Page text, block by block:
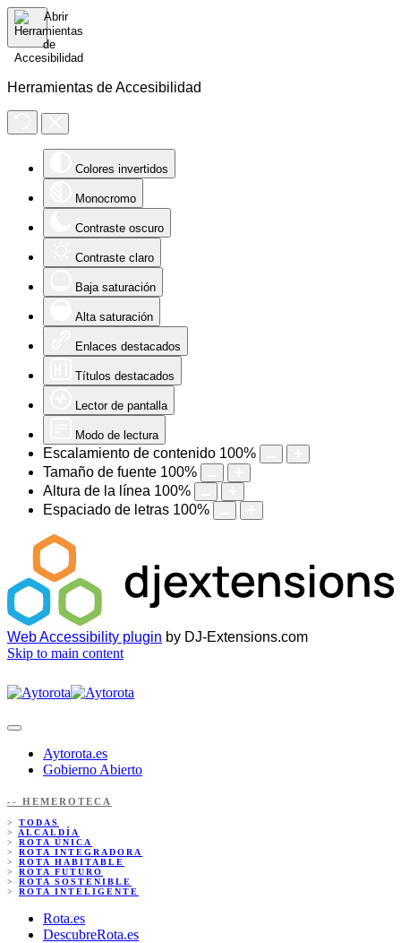
Herramientas de Accesibilidad
Colores invertidos
Monocromo
Contraste oscuro
Contraste claro
Baja saturación
Alta saturación
Enlaces destacados
Títulos destacados
Lector de pantalla
Modo de lectura
Escalamiento de contenido 100%
Tamaño de fuente 100%
Altura de la línea 100%
Espaciado de letras 100%
Web Accessibility plugin by DJ-Extensions.com
Skip to main content
Aytorota.es
Gobierno Abierto
-- HEMEROTECA
> TODAS
> ALCALDÍA
> ROTA ÚNICA
> ROTA INTEGRADORA
> ROTA HABITABLE
> ROTA FUTURO
> ROTA SOSTENIBLE
> ROTA INTELIGENTE
Rota.es
DescubreRota.es